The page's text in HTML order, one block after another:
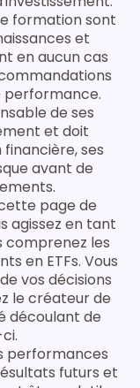
formation sont
et
en aucun cas
performance.
de ses
et doit
ses
avant de
page de
agissez en tant
comprenez les
en ETFs. Vous
vos décisions
le créateur de
découlant de
performances
futurs et